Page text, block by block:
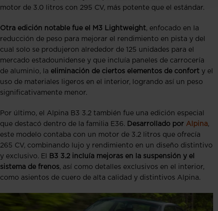
motor de 3.0 litros con 295 CV, más potente que el estándar.
Otra edición notable fue el M3 Lightweight, enfocado en la
reducción de peso para mejorar el rendimiento en pista y del
cual solo se produjeron alrededor de 125 unidades para el
mercado estadounidense y que incluía paneles de carrocería
de aluminio, la eliminación de ciertos elementos de confort y el
uso de materiales ligeros en el interior, logrando así un peso
significativamente menor.
Por último, el Alpina B3 3.2 también fue una edición especial
que destacó dentro de la familia E36. Desarrollado por Alpina,
este modelo contaba con un motor de 3.2 litros que ofrecía
265 CV, combinando lujo y rendimiento en un diseño distintivo
y exclusivo. El
B3 3.2 incluía mejoras en la suspensión y el
sistema de frenos, así como detalles exclusivos en el interior,
como asientos de cuero de alta calidad y distintivos Alpina.